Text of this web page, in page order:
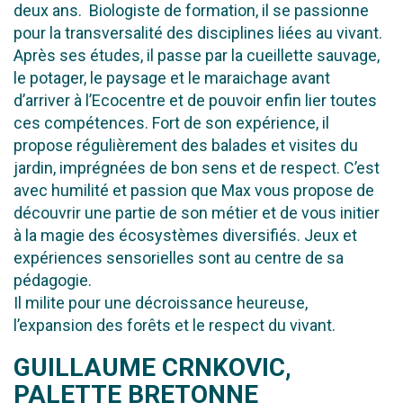
deux ans. Biologiste de formation, il se passionne
pour la transversalité des disciplines liées au vivant.
Après ses études, il passe par la cueillette sauvage,
le potager, le paysage et le maraichage avant
d’arriver à l’Ecocentre et de pouvoir enfin lier toutes
ces compétences. Fort de son expérience, il
propose régulièrement des balades et visites du
jardin, imprégnées de bon sens et de respect. C’est
avec humilité et passion que Max vous propose de
découvrir une partie de son métier et de vous initier
à la magie des écosystèmes diversifiés. Jeux et
expériences sensorielles sont au centre de sa
pédagogie.
Il milite pour une décroissance heureuse,
l’expansion des forêts et le respect du vivant.
GUILLAUME CRNKOVIC,
PALETTE BRETONNE